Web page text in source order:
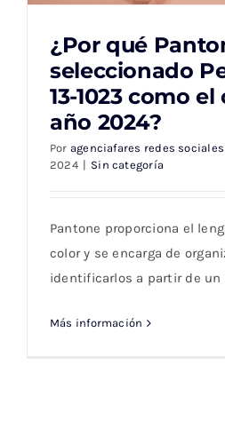
¿Por qué Pantone ha
¿Por qué
seleccionado
13-1023 como
año 2024?
Por agenciafares redes sociales
2024 | Sin categoría
Pantone proporciona el
color y se encarga de
identificarlos a partir de un
Más información